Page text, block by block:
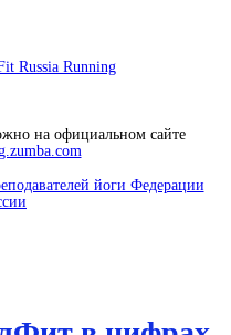
Russia Running
на официальном сайте
йоги Федерации